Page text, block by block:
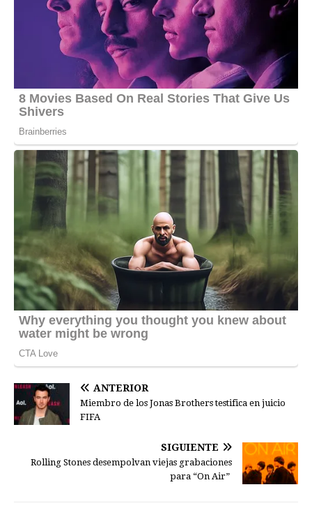
ANTERIOR
Miembro de los Jonas Brothers testifica en juicio
FIFA
SIGUIENTE
Rolling Stones desempolvan viejas grabaciones
para “On Air”